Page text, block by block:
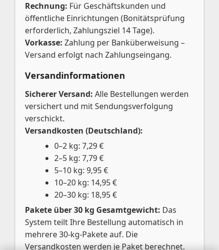
Rechnung: Für Geschäftskunden und
öffentliche Einrichtungen (Bonitätsprüfung
erforderlich, Zahlungsziel 14 Tage).
Vorkasse: Zahlung per Banküberweisung –
Versand erfolgt nach Zahlungseingang.
Versandinformationen
Sicherer Versand: Alle Bestellungen werden
versichert und mit Sendungsverfolgung
verschickt.
Versandkosten (Deutschland):
0–2 kg: 7,29 €
2–5 kg: 7,79 €
5–10 kg: 9,95 €
10–20 kg: 14,95 €
20–30 kg: 18,95 €
Pakete über 30 kg Gesamtgewicht: Das
System teilt Ihre Bestellung automatisch in
mehrere 30-kg-Pakete auf. Die
Versandkosten werden je Paket berechnet.